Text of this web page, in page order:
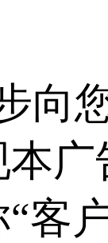
向
客